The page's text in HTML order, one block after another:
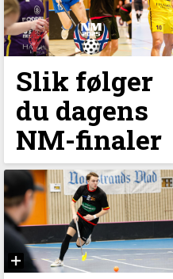
Slik følger
du dagens
NM-finaler